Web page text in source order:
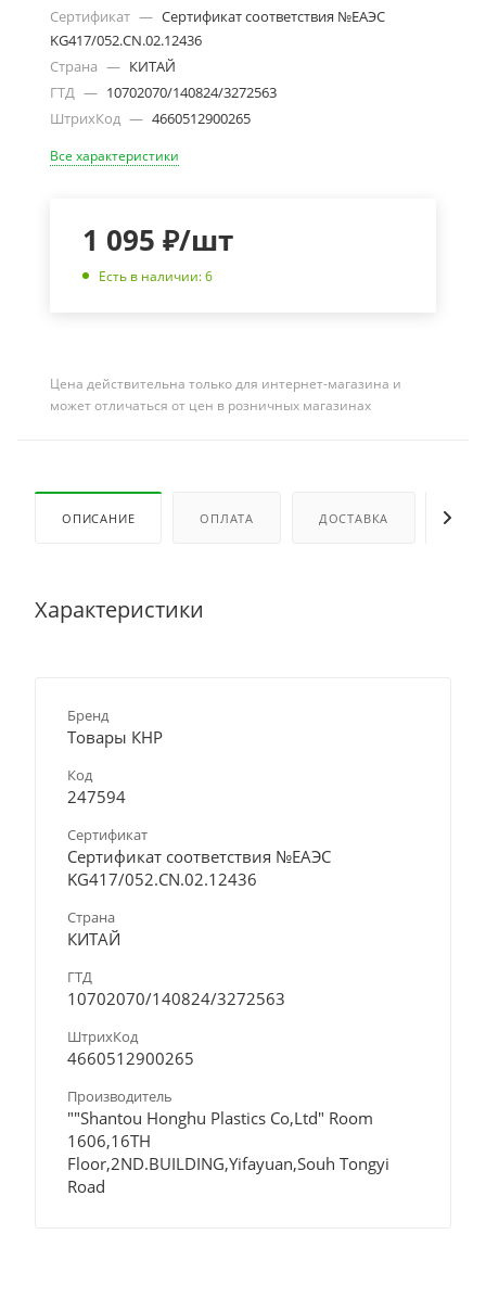
Сертификат — Сертификат соответствия №ЕАЭС
KG417/052.CN.02.12436
Страна — КИТАЙ
ГТД — 10702070/140824/3272563
ШтрихКод — 4660512900265
Все характеристики
1 095 ₽/шт
Есть в наличии: 6
Цена действительна только для интернет-магазина и
может отличаться от цен в розничных магазинах
ОПИСАНИЕ ОПЛАТА ДОСТАВКА
Характеристики
Бренд
Товары КНР
Код
247594
Сертификат
Сертификат соответствия №ЕАЭС
KG417/052.CN.02.12436
Страна
КИТАЙ
ГТД
10702070/140824/3272563
ШтрихКод
4660512900265
Производитель
""Shantou Honghu Plastics Co,Ltd" Room
1606,16TH
Floor,2ND.BUILDING,Yifayuan,Souh Tongyi
Road